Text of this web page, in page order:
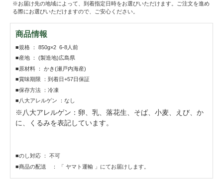
※お届け先の地域によって、到着指定日時をお選びいただけます。ご注文を進め
る際にお選びいただけますので、ご安心ください。
商品情報
■規格 ： 850g×2 6-8人前
■産地 ： (製造地)広島県
■原材料 ： かき(瀬戸内海産)
■賞味期限 ：到着日+57日保証
■保存方法 ：冷凍
■八大アレルゲン ：なし
※八大アレルゲン：卵、乳、落花生、そば、小麦、えび、か
に、くるみを表記しています。
■のし対応 ： 不可
■商品の配送 ： 「 ヤマト運輸 」にてお届けします。